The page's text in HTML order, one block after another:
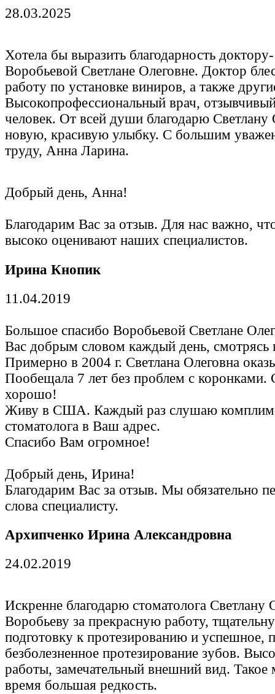
28.03.2025
Хотела бы выразить благодарность
Воробьевой Светлане Олеговне. Доктор
работу по установке виниров, а также
Высокопрофессиональный врач,
человек. От всей души благодарю
новую, красивую улыбку. С большим
труду, Анна Ларина.
Добрый день, Анна!
Благодарим Вас за отзыв. Для нас важно,
высоко оценивают наших специалистов.
Ирина Кнопик
11.04.2019
Большое спасибо Воробьевой Светлане
Вас добрым словом каждый день, смотрясь
Примерно в 2004 г. Светлана Олеговна
Пообещала 7 лет без проблем с коронками.
хорошо!
Живу в США. Каждый раз слушаю
стоматолога в Ваш адрес.
Спасибо Вам огромное!
Добрый день, Ирина!
Благодарим Вас за отзыв. Мы обязательно
слова специалисту.
Архипченко Ирина Александровна
24.02.2019
Искренне благодарю стоматолога Светлану
Воробьеву за прекрасную работу,
подготовку к протезированию и успешное,
безболезненное протезирование зубов.
работы, замечательный внешний вид. Такое
время большая редкость.